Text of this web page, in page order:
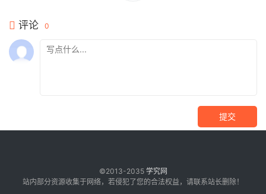
评论 0
提交
©2013-2035 学究网
站内部分资源收集于网络，若侵犯了您的合法权益，请联系站长删除！